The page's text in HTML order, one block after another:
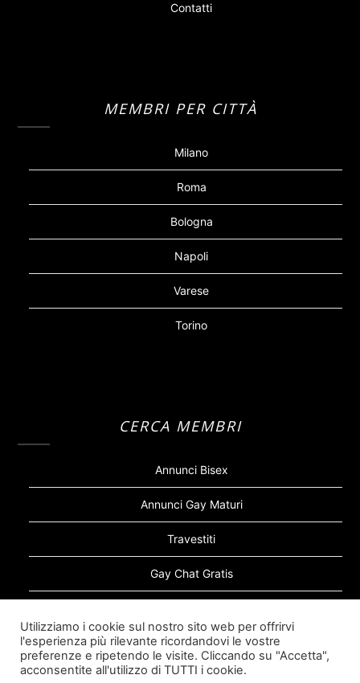
Contatti
MEMBRI PER CITTÀ
Milano
Roma
Bologna
Napoli
Varese
Torino
CERCA MEMBRI
Annunci Bisex
Annunci Gay Maturi
Travestiti
Gay Chat Gratis
Sugar Daddy Gay
Utilizziamo i cookie sul nostro sito web per offrirvi
l'esperienza più rilevante ricordandovi le vostre
preferenze e ripetendo le visite. Cliccando su "Accetta",
acconsentite all'utilizzo di TUTTI i cookie.